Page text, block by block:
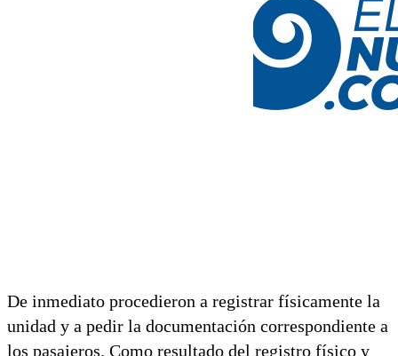
De inmediato procedieron a registrar físicamente la
unidad y a pedir la documentación correspondiente a
los pasajeros. Como resultado del registro físico y